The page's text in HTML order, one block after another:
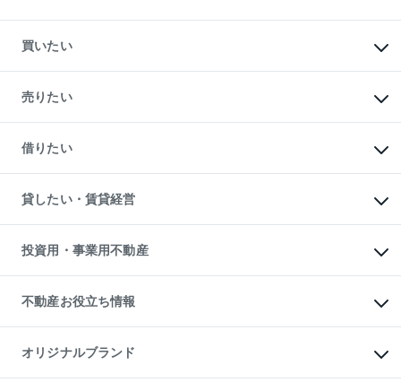
買いたい
新築・分譲マンションの購入
中古マンションの購入
一戸建ての購入
中古一戸建ての購入
不動産購入の流れ
注目キーワード物件特集
購入ガイド
English 繁体中文簡体中文
売りたい
一戸建ての売却・査定
土地の売却・査定
スピードAI査定
不動産査定について
不動産売却の流れ
不動産買換えの流れ
売却ガイド
借りたい
オフィス・店舗の賃貸
借りるときの流れ
借りるガイド
貸したい・賃貸経営
マンション賃料データ
賃貸管理プラン
リロケーションについて
貸すガイド
投資用・事業用不動産
事業用不動産
マンション投資
投資用マンション
アパート経営
収益物件
不動産お役立ち情報
マンションライブラリー
人気マンションランキング
暮らしに役立つ不動産メディア
オリジナルブランド